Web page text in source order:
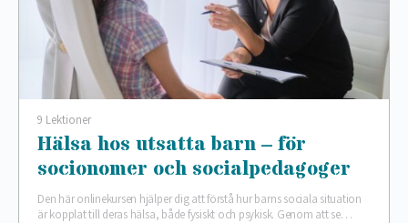
9 Lektioner
Hälsa hos utsatta barn – för
socionomer och socialpedagoger
Den här onlinekursen hjälper dig att förstå hur barns sociala situation
är kopplat till deras hälsa, både fysiskt och psykisk. Genom att se